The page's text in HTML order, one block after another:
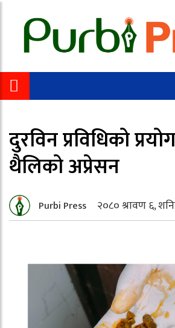
दुरविन प्रविधिको
थैलिको अप्रेसन
Purbi Press २०८० श्रावण ६,